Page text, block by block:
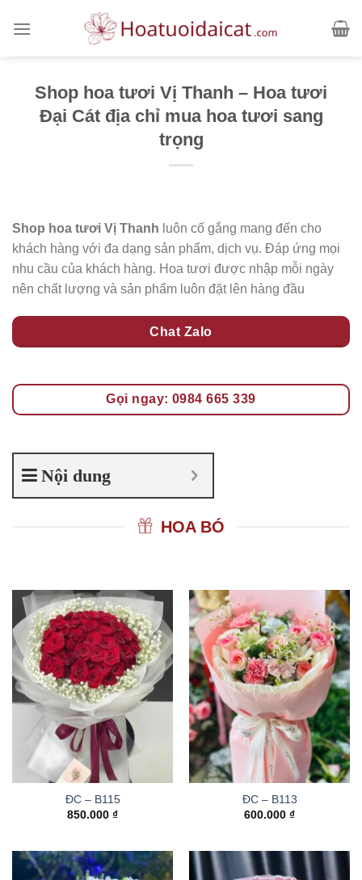
Shop hoa tươi Vị Thanh – Hoa tươi
Đại Cát địa chỉ mua hoa tươi sang
trọng
Shop hoa tươi Vị Thanh luôn cố gắng mang đến cho
khách hàng với đa dạng sản phẩm, dịch vụ. Đáp ứng mọi
nhu cầu của khách hàng. Hoa tươi được nhập mỗi ngày
nên chất lượng và sản phẩm luôn đặt lên hàng đầu
Chat Zalo
Gọi ngay: 0984 665 339
Nội dung
HOA BÓ
ĐC – B115
850.000 ₫
ĐC – B113
600.000 ₫